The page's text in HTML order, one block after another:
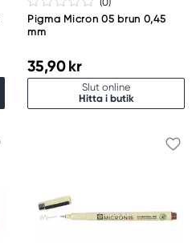
Pigma Micron 05 brun 0,45
mm
35,90 kr
Slut online
Hitta i butik